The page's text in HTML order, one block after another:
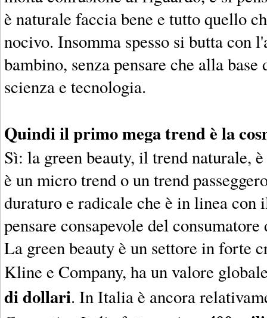
è naturale faccia bene e tutto quello
nocivo. Insomma spesso si butta con
bambino, senza pensare che alla
scienza e tecnologia.
Quindi il primo mega trend è la
Sì: la green beauty, il trend naturale,
è un micro trend o un trend
duraturo e radicale che è in linea con
pensare consapevole del
La green beauty è un settore in forte
Kline e Company, ha un valore
di dollari. In Italia è ancora